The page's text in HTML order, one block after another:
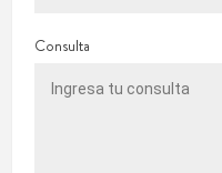
Consulta